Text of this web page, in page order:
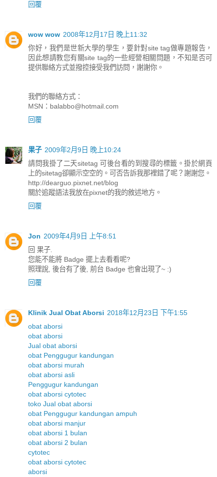
回覆
wow wow 2008年12月17日 晚上11:32
你好，我們是世新大學的學生，要針對site tag做專題報告，
因此想請教您有關site tag的一些經營相關問題，不知是否可
提供聯絡方式並撥控接受我們訪問，謝謝你。
我們的聯絡方式：
MSN： balabbo@hotmail.com
回覆
果子 2009年2月9日 晚上10:24
請問我掛了二天sitetag 可後台看的到搜尋的標籤。掛於網頁
上的sitetag卻顯示空空的。可否告訴我那裡錯了呢？謝謝您。
http://dearguo.pixnet.net/blog
關於追蹤語法我放在pixnet的我的敘述地方。
回覆
Jon 2009年4月9日 上午8:51
回 果子.
您能不能將 Badge 擺上去看看呢?
照理說, 後台有了後, 前台 Badge 也會出現了~ :)
回覆
Klinik Jual Obat Aborsi 2018年12月23日 下午1:55
obat aborsi
obat aborsi
Jual obat aborsi
obat Penggugur kandungan
obat aborsi murah
obat aborsi asli
Penggugur kandungan
obat aborsi cytotec
toko Jual obat aborsi
obat Penggugur kandungan ampuh
obat aborsi manjur
obat aborsi 1 bulan
obat aborsi 2 bulan
cytotec
obat aborsi cytotec
aborsi